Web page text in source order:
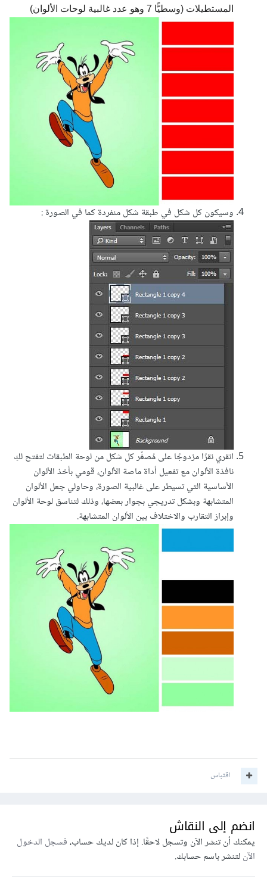
المستطيلات (وسطيًّا 7 وهو عدد غالبية لوحات الألوان)
وسيكون كل شكل في طبقة شكل منفردة كما في الصورة :
انقري نقرًا مزدوجًا على مُصغّر كل شكل من لوحة الطبقات لتفتح لكِ
نافذة الألوان مع تفعيل أداة ماصة الألوان، قومي بأخذ الألوان
الأساسية التي تسيطر على غالبية الصورة، وحاولي جعل الألوان
المتشابهة وبشكل تدريجي بجوار بعضها، وذلك لتناسق لوحة الألوان
وإبراز التقارب والاختلاف بين الألوان المتشابهة.
اقتباس
انضم إلى النقاش
يمكنك أن تنشر الآن وتسجل لاحقًا. إذا كان لديك حساب،فسجل الدخول
الآنلتنشر باسم حسابك.